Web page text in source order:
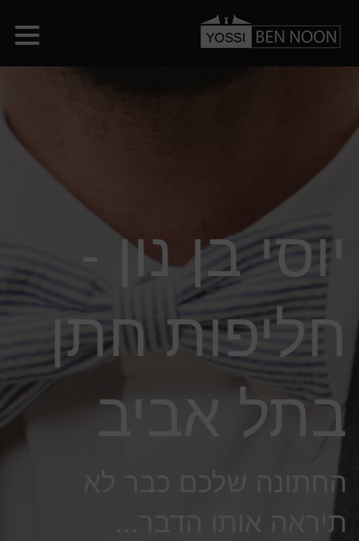
יוסי בן נון -
חליפות חתן
בתל אביב
החתונה שלכם כבר לא
תיראה אותו הדבר...